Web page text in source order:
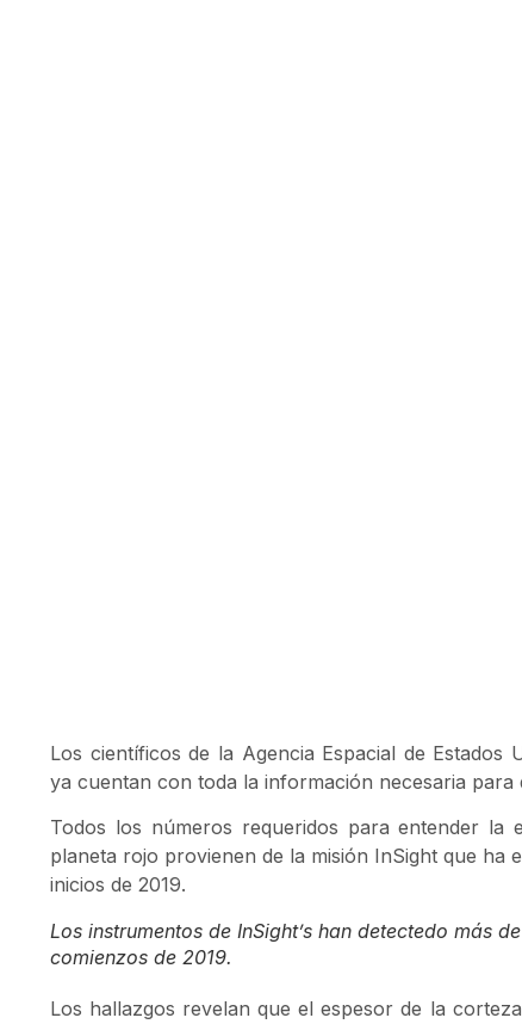
Los científicos de la Agencia Espacial de Estados
ya cuentan con toda la información necesaria
Todos los números requeridos para entender la
planeta rojo provienen de la misión InSight que ha
inicios de 2019.
Los instrumentos de InSight’s han detectedo más
comienzos de 2019.
Los hallazgos revelan que el espesor de la